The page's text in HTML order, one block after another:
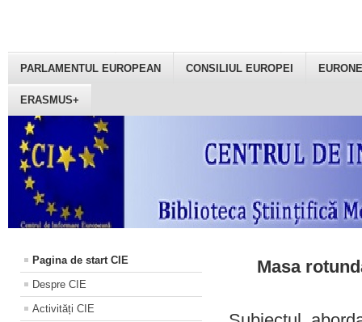
PARLAMENTUL EUROPEAN CONSILIUL EUROPEI
ERASMUS+
Pagina de start CIE
Despre CIE
Activități CIE
Masa